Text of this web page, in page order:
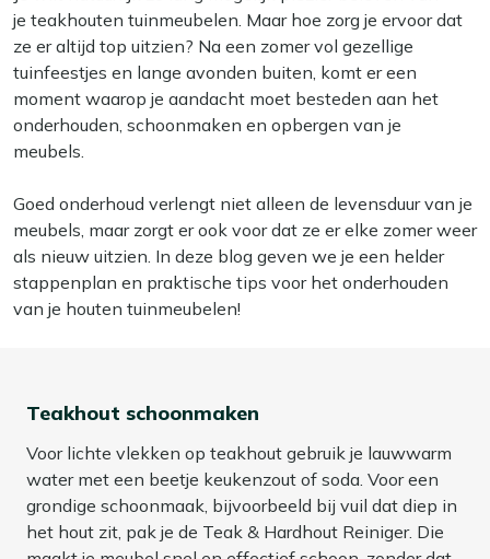
je teakhouten tuinmeubelen. Maar hoe zorg je ervoor dat
ze er altijd top uitzien? Na een zomer vol gezellige
tuinfeestjes en lange avonden buiten, komt er een
moment waarop je aandacht moet besteden aan het
onderhouden, schoonmaken en opbergen van je
meubels.
Goed onderhoud verlengt niet alleen de levensduur van je
meubels, maar zorgt er ook voor dat ze er elke zomer weer
als nieuw uitzien. In deze blog geven we je een helder
stappenplan en praktische tips voor het onderhouden
van je houten tuinmeubelen!
Teakhout schoonmaken
Voor lichte vlekken op teakhout gebruik je lauwwarm
water met een beetje keukenzout of soda. Voor een
grondige schoonmaak, bijvoorbeeld bij vuil dat diep in
het hout zit, pak je de Teak & Hardhout Reiniger. Die